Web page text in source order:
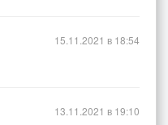
15.11.2021 в 18:54
13.11.2021 в 19:10